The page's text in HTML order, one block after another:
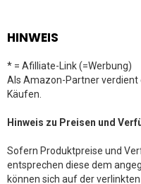
HINWEIS
* = Afilliate-Link (=Werbung)
Als Amazon-Partner
Käufen.
Hinweis zu Preisen und
Sofern Produktpreise und
entsprechen diese dem
können sich auf der